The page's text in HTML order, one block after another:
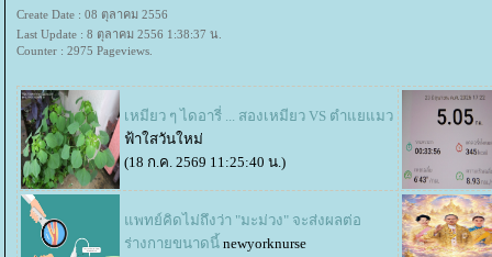
Create Date : 08 ตุลาคม 2556
Last Update : 8 ตุลาคม 2556 1:38:37 น.
Counter : 2975 Pageviews.
เหมียว ๆ ไดอารี่ ... สองเหมียว VS ตำแยแมว
ฟ้าใสวันใหม่
(18 ก.ค. 2569 11:25:40 น.)
พทย์คิดไม่ถึงว่า "มะม่วง" จะส่งผลต่อ
ร่างกายขนาดนี้ newyorknurse